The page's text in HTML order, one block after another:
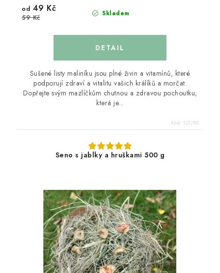
Skladem
od 49 Kč
59 Kč
Sušené listy maliníku jsou plné živin a vitamínů, které
podporují zdraví a vitalitu vašich králíků a morčat.
Dopřejte svým mazlíčkům chutnou a zdravou pochoutku,
která je...
Kód: 127/50
Seno s jablky a hruškami 500 g